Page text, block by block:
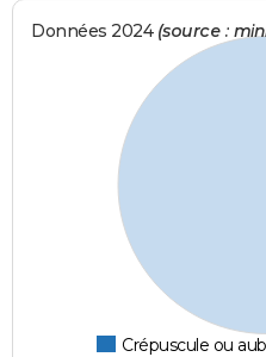
Données 2024 (source :
Crépuscule ou